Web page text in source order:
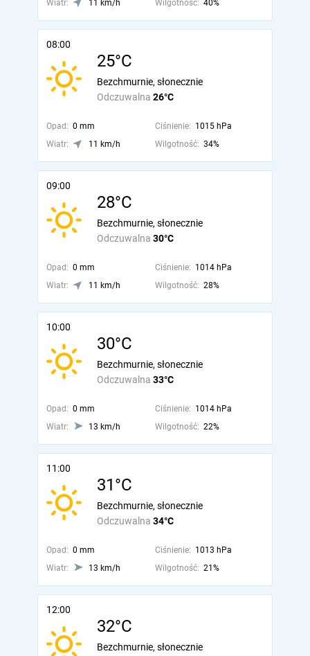
Wiatr: 11 km/h Wilgotność: 40%
08:00
25°C
Odczuwalna 26°C
Bezchmurnie, słonecznie
Opad: 0 mm Ciśnienie: 1015 hPa
Wiatr:
11 km/h Wilgotność: 34%
09:00
28°C
Odczuwalna 30°C
Bezchmurnie, słonecznie
Opad: 0 mm Ciśnienie: 1014 hPa
Wiatr:
11 km/h Wilgotność: 28%
10:00
30°C
Odczuwalna 33°C
Bezchmurnie, słonecznie
Opad: 0 mm Ciśnienie: 1014 hPa
Wiatr:
13 km/h Wilgotność: 22%
11:00
31°C
Odczuwalna 34°C
Bezchmurnie, słonecznie
Opad: 0 mm Ciśnienie: 1013 hPa
Wiatr:
13 km/h Wilgotność: 21%
12:00
32°C
Bezchmurnie, słonecznie